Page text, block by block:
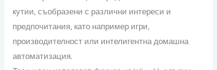
кутии, съобразени с различни интереси и
предпочитания, като например игри,
производителност или интелигентна домашна
автоматизация.